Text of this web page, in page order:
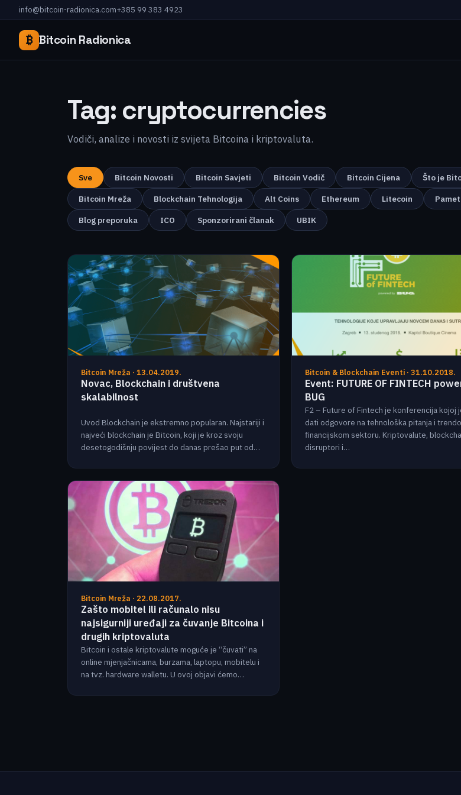
info@bitcoin-radionica.com+385 99 383 4923
₿ Bitcoin Radionica
Tag: cryptocurrencies
Vodiči, analize i novosti iz svijeta Bitcoina i kriptovaluta.
Sve Bitcoin Novosti Bitcoin Savjeti Bitcoin Vodič Bitcoin Cijena Što je
Bitcoin Mreža
Blockchain Tehnologija Alt Coins Ethereum Litecoin
Blog preporuka
ICO Sponzorirani članak UBIK
Bitcoin Mreža · 13.04.2019.
Novac, Blockchain i društvena
skalabilnost
Uvod Blockchain je ekstremno popularan. Najstariji i
najveći blockchain je Bitcoin, koji je kroz svoju
desetogodišnju povijest do danas prešao put od…
Bitcoin & Blockchain Eventi · 31.10.2018.
Event: FUTURE OF FINTECH
BUG
F2 – Future of Fintech je konferencija kojoj
dati odgovore na tehnološka pitanja i
financijskom sektoru. Kriptovalute,
disruptori i…
Bitcoin Mreža · 22.08.2017.
Zašto mobitel ili računalo nisu
najsigurniji uređaji za čuvanje Bitcoina i
drugih kriptovaluta
Bitcoin i ostale kriptovalute moguće je “čuvati” na
online mjenjačnicama, burzama, laptopu, mobitelu i
na tvz. hardware walletu. U ovoj objavi ćemo…